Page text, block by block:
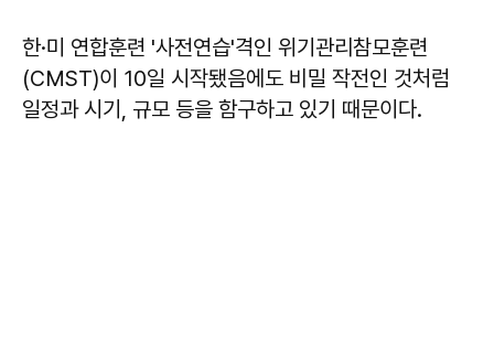
한·미 연합훈련 '사전연습'격인 위기관리참모훈련
(CMST)이 10일 시작됐음에도 비밀 작전인 것처럼
일정과 시기, 규모 등을 함구하고 있기 때문이다.